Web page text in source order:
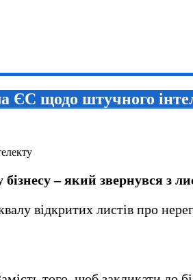
ЄС щодо штучного
– який звернувся з
відкритих листів про